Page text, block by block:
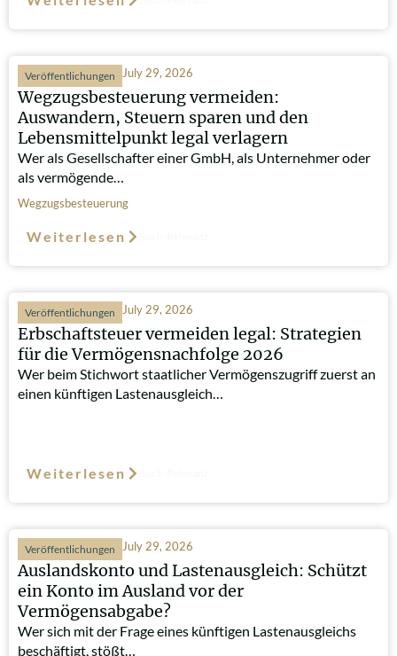
Veröffentlichungen July 29, 2026
Wegzugsbesteuerung vermeiden:
Auswandern, Steuern sparen und den
Lebensmittelpunkt legal verlagern
Wer als Gesellschafter einer GmbH, als Unternehmer oder
als vermögende…
Wegzugsbesteuerung
Weiterlesen
Veröffentlichungen July 29, 2026
Erbschaftsteuer vermeiden legal: Strategien
für die Vermögensnachfolge 2026
Wer beim Stichwort staatlicher Vermögenszugriff zuerst an
einen künftigen Lastenausgleich…
Weiterlesen
Veröffentlichungen July 29, 2026
Auslandskonto und Lastenausgleich: Schützt
ein Konto im Ausland vor der
Vermögensabgabe?
Wer sich mit der Frage eines künftigen Lastenausgleichs
beschäftigt, stößt…